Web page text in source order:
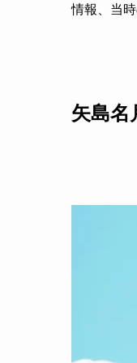
情報、当
矢島名